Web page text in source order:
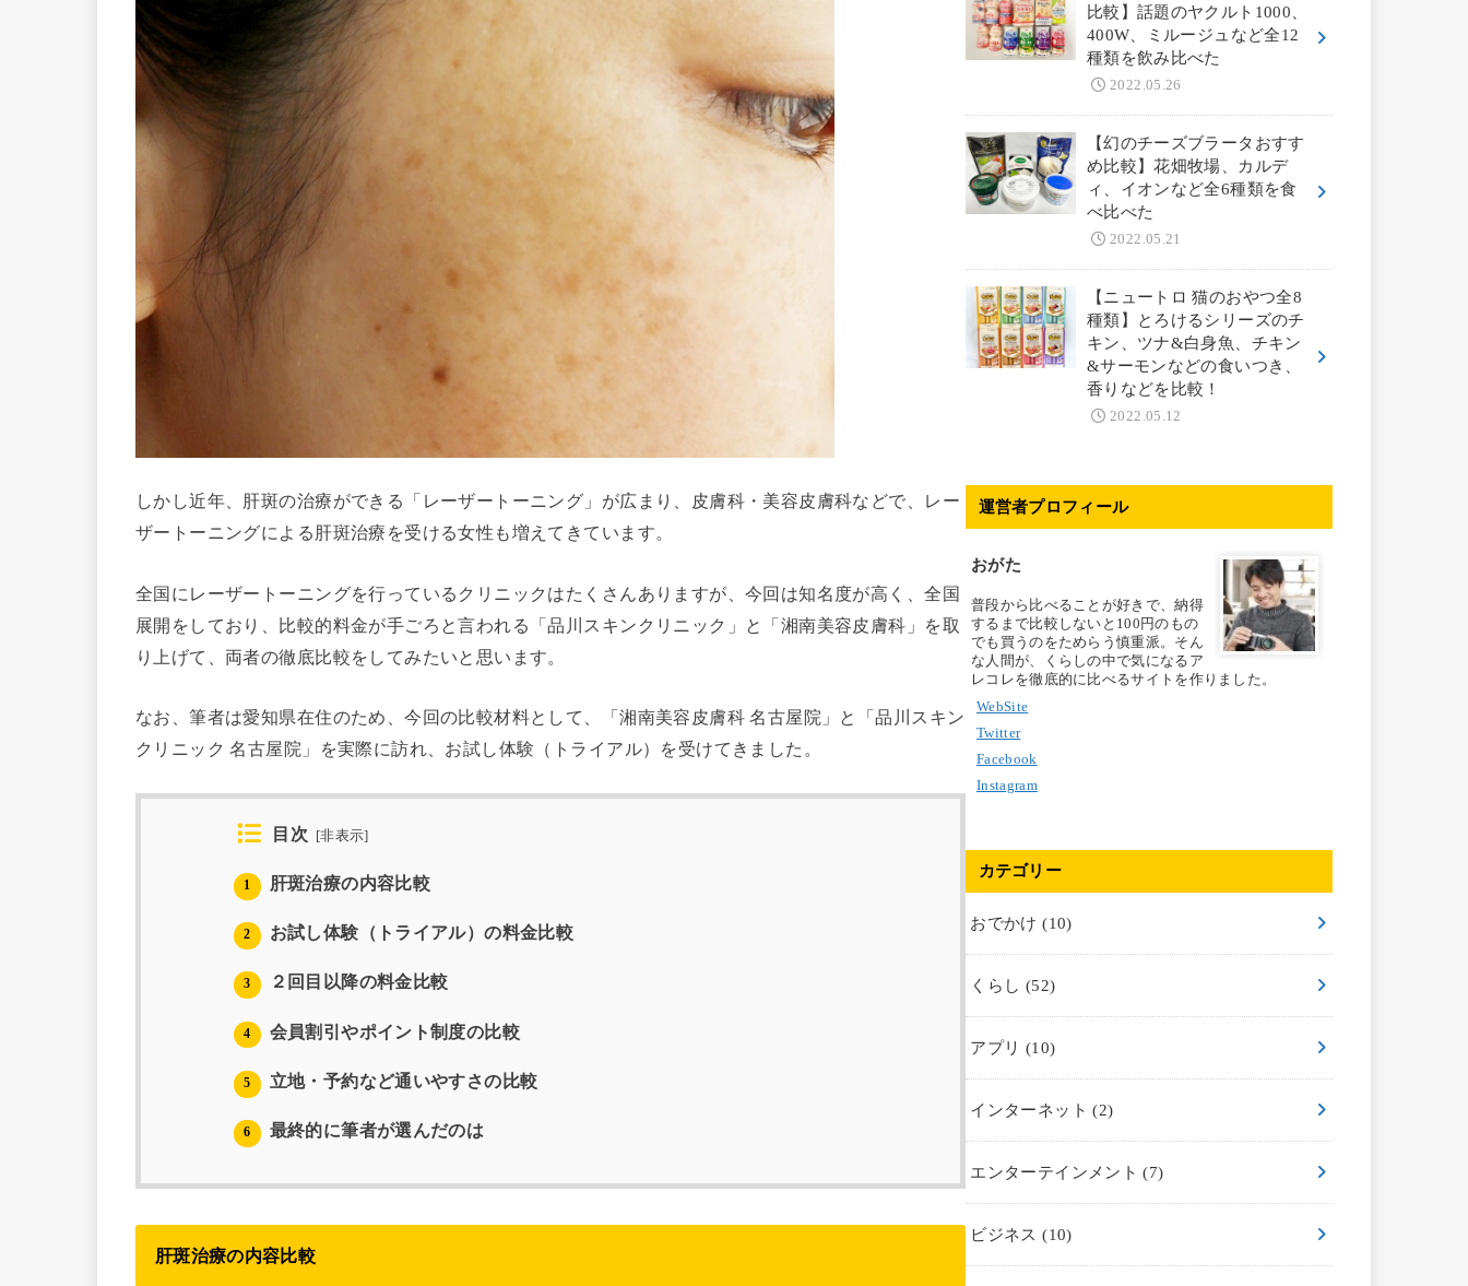
しかし近年、肝斑の治療ができる「レーザートーニング」が広まり、皮膚科・美容皮膚科などで、レー
ザートーニングによる肝斑治療を受ける女性も増えてきています。
全国にレーザートーニングを行っているクリニックはたくさんありますが、今回は知名度が高く、全国
展開をしており、比較的料金が手ごろと言われる「品川スキンクリニック」と「湘南美容皮膚科」を取
り上げて、両者の徹底比較をしてみたいと思います。
なお、筆者は愛知県在住のため、今回の比較材料として、「湘南美容皮膚科 名古屋院」と「品川スキン
クリニック 名古屋院」を実際に訪れ、お試し体験（トライアル）を受けてきました。
目次 [非表示]
1 肝斑治療の内容比較
2 お試し体験（トライアル）の料金比較
3 ２回目以降の料金比較
4 会員割引やポイント制度の比較
5 立地・予約など通いやすさの比較
6 最終的に筆者が選んだのは
肝斑治療の内容比較
比較】話題のヤクルト1000、
400W、ミルージュなど全12
種類を飲み比べた
2022.05.26
【幻のチーズブラータおすす
め比較】花畑牧場、カルデ
ィ、イオンなど全6種類を食
べ比べた
2022.05.21
【ニュートロ 猫のおやつ全8
種類】とろけるシリーズのチ
キン、ツナ&白身魚、チキン
&サーモンなどの食いつき、
香りなどを比較！
2022.05.12
運営者プロフィール
おがた
普段から比べることが好きで、納得
するまで比較しないと100円のもの
でも買うのをためらう慎重派。そん
な人間が、くらしの中で気になるア
レコレを徹底的に比べるサイトを作りました。
WebSite
Twitter
Facebook
Instagram
カテゴリー
おでかけ(10)
くらし (52)
アプリ (10)
インターネット(2)
エンターテインメント(7)
ビジネス(10)